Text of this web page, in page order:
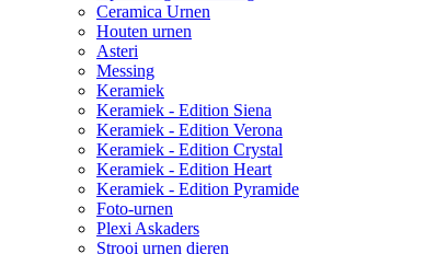
Ceramica Urnen
Houten urnen
Asteri
Messing
Keramiek
Keramiek - Edition Siena
Keramiek - Edition Verona
Keramiek - Edition Crystal
Keramiek - Edition Heart
Keramiek - Edition Pyramide
Foto-urnen
Plexi Askaders
Strooi urnen dieren